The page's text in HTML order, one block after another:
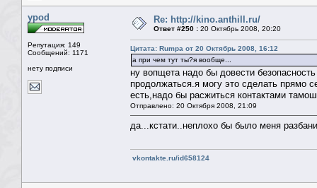
ypod
Репутация: 149
Сообщений: 1171
нету подписи
Re: http://kino.anthill.ru/
Ответ #250 : 20 Октябрь 2008, 20:20
Цитата: Rumpa от 20 Октябрь 2008, 16:12
а при чем тут ты?я вообще...
ну вопщета надо бы довести
продолжаться.я могу это сделать прямо
есть,надо бы расжиться контактами
Отправлено: 20 Октября 2008, 21:09
да...кстати..неплохо бы было меня
vkontakte.ru/id658124